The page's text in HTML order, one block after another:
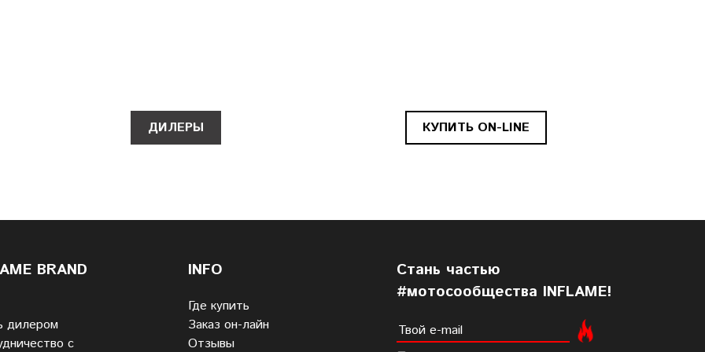
ДИЛЕРЫ КУПИТЬ ON-LINE
Cтань частью
#мотосообщества INFLAME!
BRAND
дилером
с
INFO
Где купить
Заказ он-лайн
Отзывы